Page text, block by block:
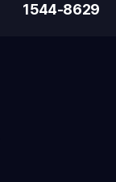
1544-8629